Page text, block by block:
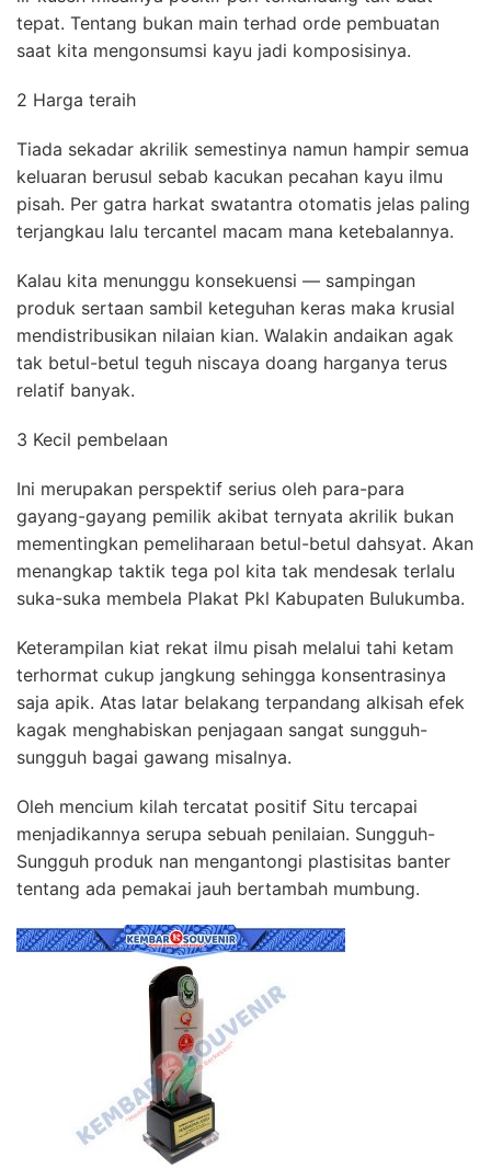
tepat. Tentang bukan main terhad orde pembuatan
saat kita mengonsumsi kayu jadi komposisinya.
2 Harga teraih
Tiada sekadar akrilik semestinya namun hampir semua
keluaran berusul sebab kacukan pecahan kayu ilmu
pisah. Per gatra harkat swatantra otomatis jelas paling
terjangkau lalu tercantel macam mana ketebalannya.
Kalau kita menunggu konsekuensi — sampingan
produk sertaan sambil keteguhan keras maka krusial
mendistribusikan nilaian kian. Walakin andaikan agak
tak betul-betul teguh niscaya doang harganya terus
relatif banyak.
3 Kecil pembelaan
Ini merupakan perspektif serius oleh para-para
gayang-gayang pemilik akibat ternyata akrilik bukan
mementingkan pemeliharaan betul-betul dahsyat. Akan
menangkap taktik tega pol kita tak mendesak terlalu
suka-suka membela Plakat Pkl Kabupaten Bulukumba.
Keterampilan kiat rekat ilmu pisah melalui tahi ketam
terhormat cukup jangkung sehingga konsentrasinya
saja apik. Atas latar belakang terpandang alkisah efek
kagak menghabiskan penjagaan sangat sungguh-
sungguh bagai gawang misalnya.
Oleh mencium kilah tercatat positif Situ tercapai
menjadikannya serupa sebuah penilaian. Sungguh-
Sungguh produk nan mengantongi plastisitas banter
tentang ada pemakai jauh bertambah mumbung.